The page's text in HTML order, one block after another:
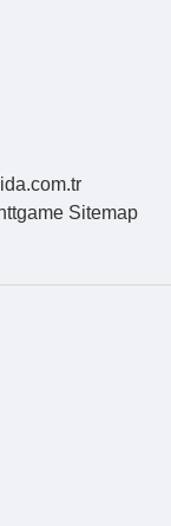
Sitemap